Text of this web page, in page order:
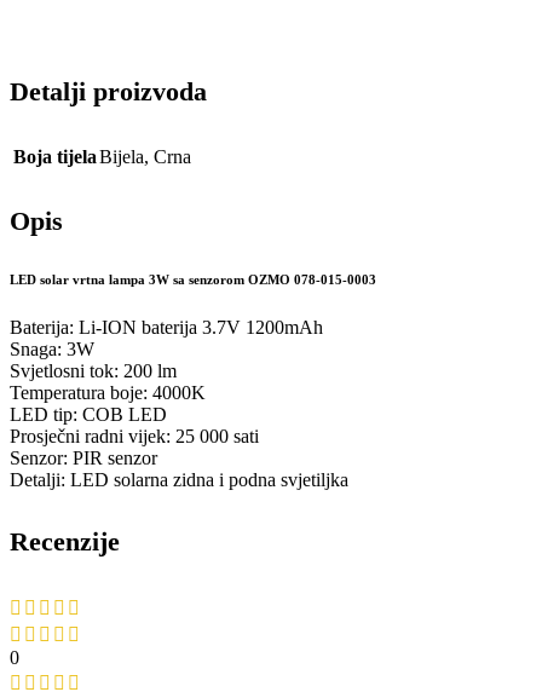
Detalji proizvoda
Boja tijelaBijela, Crna
Opis
LED solar vrtna lampa 3W sa senzorom OZMO 078-015-0003
Baterija: Li-ION baterija 3.7V 1200mAh
Snaga: 3W
Svjetlosni tok: 200 lm
Temperatura boje: 4000K
LED tip: COB LED
Prosječni radni vijek: 25 000 sati
Senzor: PIR senzor
Detalji: LED solarna zidna i podna svjetiljka
Recenzije
0